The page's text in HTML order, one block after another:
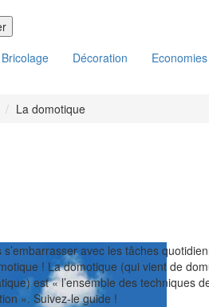
Bricolage Décoration Economies
La domotique
s’embarrasser avec les tâches
! La domotique (qui vient de
est « l’ensemble des techniques
». Suivez-le guide !